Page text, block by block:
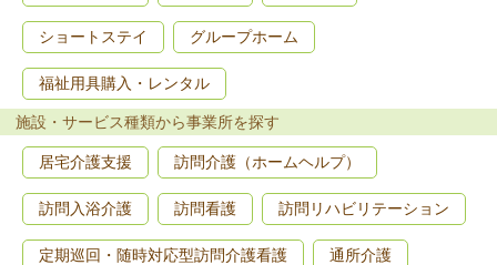
ショートステイ グループホーム
福祉用具購入・レンタル
施設・サービス種類から事業所を探す
居宅介護支援 訪問介護（ホームヘルプ）
訪問入浴介護 訪問看護 訪問リハビリテーション
定期巡回・随時対応型訪問介護看護 通所介護